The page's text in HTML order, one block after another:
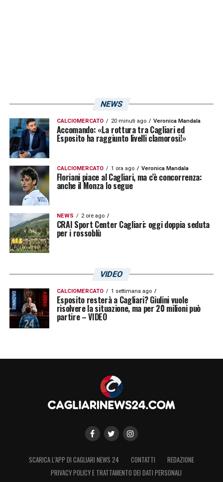
NEWS
CALCIOMERCATO 20 minuti ago Veronica Mandala
Accomando: «La rottura tra Cagliari ed
Esposito ha raggiunto livelli clamorosi!»
CALCIOMERCATO 1 ora ago Veronica Mandala
Floriani piace al Cagliari, ma c’è concorrenza:
anche il Monza lo segue
NEWS 2 ore ago
CRAI Sport Center Cagliari: oggi doppia seduta
per i rossoblù
VIDEO
CALCIOMERCATO 1 settimana ago
Esposito resterà a Cagliari? Giulini vuole
risolvere la situazione, ma per 20 milioni può
partire – VIDEO
SCARICA L’APP DI CAGLIARI NEWS 24 CONTATTI
REDAZIONE
PRIVACY POLICY E TRATTAMENTO DEI DATI PERSONALI